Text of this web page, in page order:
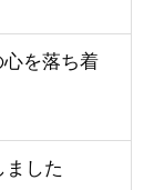
心を落ち着
ました